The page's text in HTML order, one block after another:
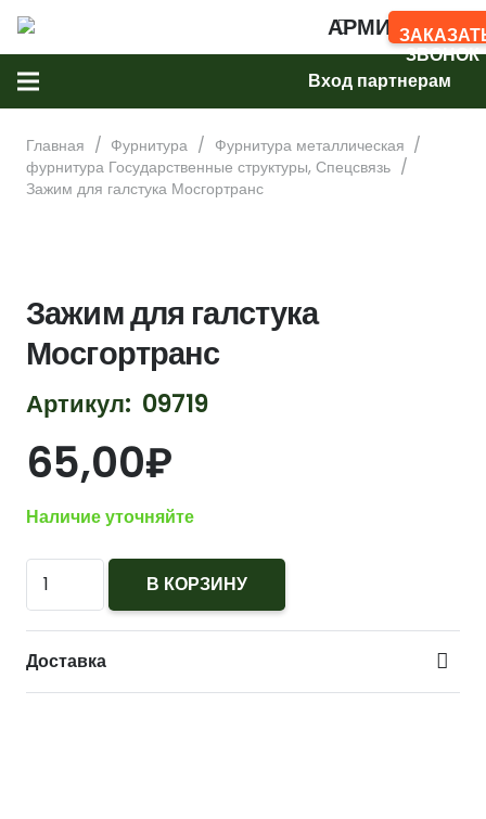
АРМИМАРКЕТ
ЗВОНОК
Вход партнерам
Главная / Фурнитура / Фурнитура металлическая /
фурнитура Государственные структуры, Спецсвязь /
Зажим для галстука Мосгортранс
Зажим для галстука
Мосгортранс
Артикул: 09719
65,00₽
Наличие уточняйте
Количество
Зажим
для
галстука
Мосгортранс
В КОРЗИНУ
Доставка